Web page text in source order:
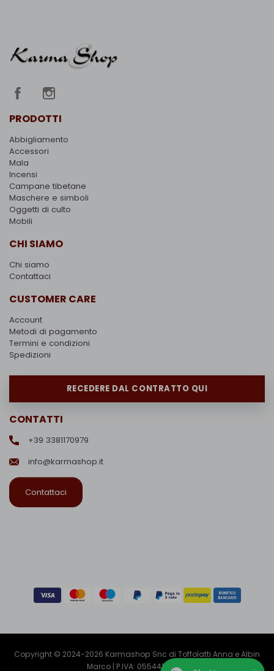
PRODOTTI
Abbigliamento
Accessori
Mala
Incensi
Campane tibetane
Maschere e simboli
Oggetti di culto
Mobili
CHI SIAMO
Chi siamo
Contattaci
CUSTOMER CARE
Account
Metodi di pagamento
Termini e condizioni
Spedizioni
RECEDERE DAL CONTRATTO QUI
CONTATTI
+39 3381170979
info@karmashop.it
Contattaci
Copyright © 2024-2026 Karmashop Snc di Toffolatti Anna e Albin
Marco | P.IVA: 05544150260